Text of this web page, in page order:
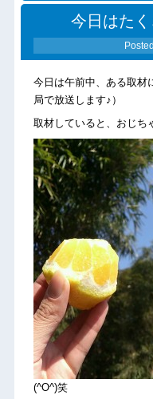
今日はた
今日は午前中、ある取材
局で放送します♪）
取材していると、おじち
(^O^)笑